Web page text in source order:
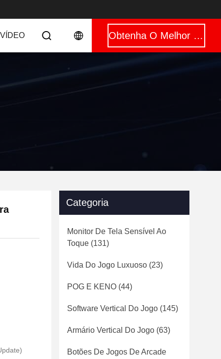
VÍDEO Obtenha O Melhor Preço
Categoria
Monitor De Tela Sensível Ao
Toque (131)
Vida Do Jogo Luxuoso (23)
POG E KENO (44)
Software Vertical Do Jogo (145)
Armário Vertical Do Jogo (63)
Botões De Jogos De Arcade